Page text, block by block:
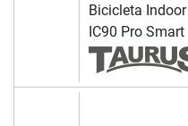
Bicicleta
IC90 Pro Smart